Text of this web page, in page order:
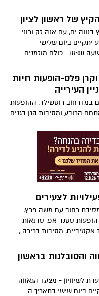
מערכות בקרה אלקטרוניות
יתווספו * המטרה- פישוט
של ראשון לציון
בנווה ים, עם אנה זק ורוני
יתקיים ביום שלישי
וקרן פלס-הופעות חיות
העירייה
במדרחוב רוטשילד, ההופעות
הרובע ומסיבות הגן בגנים
ההופעות החיות במוצאי
העירייה * וכמובן-
לציבור בחינם
לצעירים
רחוב עם משה פרץ,
הופעות סטנד אפ, סדנאות
אקטיביים, מסיבות בריכה ,
"בני הנוער בראשון לציון יהיו
הקרוב" אומרת ראש
שקורי.
והסובלנות בראשון
לשיוויון - מצעד הגאווה
ביום שישי בתאריך ה-